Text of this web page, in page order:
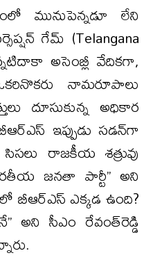
మునుపెన్నడూ లేని
గేమ్ (Telangana
అసెంబ్లీ వేదికగా,
నామరూపాలు
దూసుకున్న అధికార
ఇప్పుడు సడన్‌గా
రాజకీయ శత్రువు
జనతా పార్టీ’’ అని
బీఆర్ఎస్ ఎక్కడ ఉంది?
సీఎం రేవంత్‌రెడ్డి